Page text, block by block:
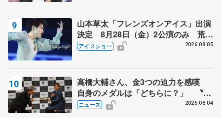
山本草太「フレンズオンアイス」出演
決定 8月28日（金）2公演のみ 荒川
静香さんプロデュース、20周年のアイ
アイスショー 2026.08.05
高橋大輔さん、金3つの迫力を感嘆
自身のメダルは「どちらに？」 〝リ
ス兄弟〟オリンピック3連覇の野村忠
ニュース 2026.08.04